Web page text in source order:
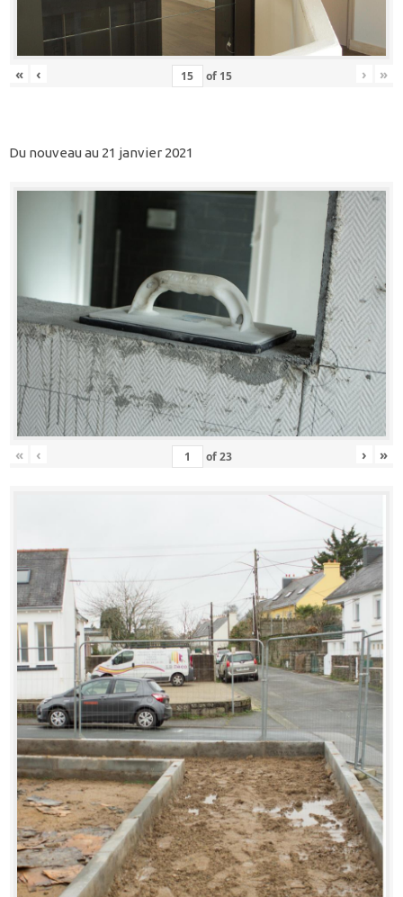
« ‹ of 15 › »
Du nouveau au 21 janvier 2021
« ‹ of23 › »